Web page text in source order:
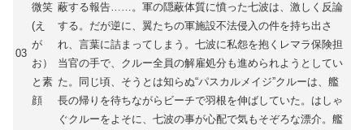
03
微笑
(え
が
お）
と素
顔
蔽する報告……。軍の隠蔽体質に憤った七波は、激しく反論
する。だが逆に、翼たちの軍施設不法侵入の件を持ち出さ
れ、言葉に詰まってしまう。七波に私怨を抱くレマラ保険担
当官の手で、クルー全員の解雇処分も進められようとしてい
た。同じ頃、そうとは知らぬ“パスカルメイジ”クルーは、艦
長の帰りを待ちながらビーチで羽根を伸ばしていた。はしゃ
ぐクルーをよそに、七波の事が心配で気もそぞろな漂介。艦